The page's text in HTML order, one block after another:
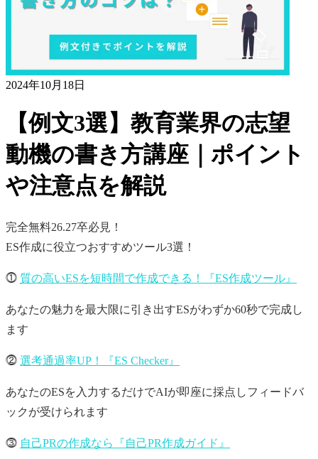
2024年10月18日
【例文3選】教育業界の志望
動機の書き方講座｜ポイント
や注意点を解説
完全無料26.27卒必見！
ES作成に役立つおすすめツール3選！
⓵ 質の高いESを短時間で作成できる！『ES作成ツール』
あなたの魅力を最大限に引き出すESがわずか60秒で完成し
ます
⓶ 選考通過率UP！『ES Checker』
あなたのESを入力するだけでAIが即座に採点しフィードバ
ックが受けられます
⓷ 自己PRの作成なら『自己PR作成ガイド』